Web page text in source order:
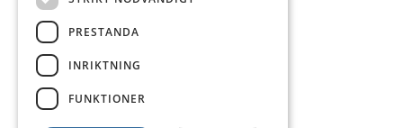
PRESTANDA
INRIKTNING
FUNKTIONER